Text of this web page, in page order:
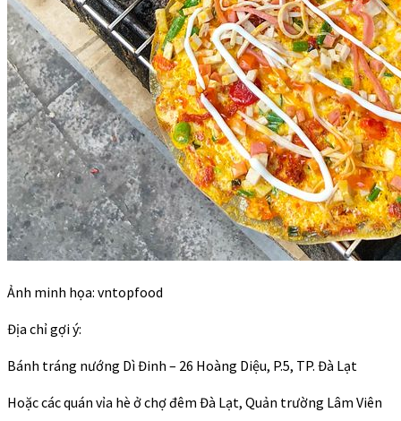
Ảnh minh họa: vntopfood
Địa chỉ gợi ý:
Bánh tráng nướng Dì Đinh – 26 Hoàng Diệu, P.5, TP. Đà Lạt
Hoặc các quán vỉa hè ở chợ đêm Đà Lạt, Quản trường Lâm Viên